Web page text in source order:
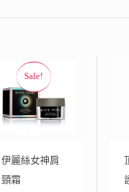
伊麗絲女神肩
頸霜